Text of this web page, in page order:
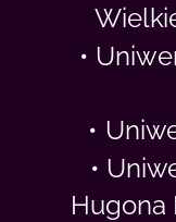
•
•
•
Hugona